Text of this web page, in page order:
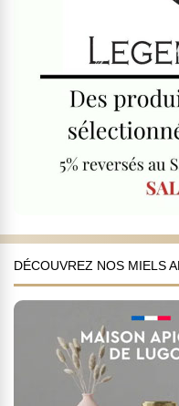
DÉCOUVREZ NOS MIELS